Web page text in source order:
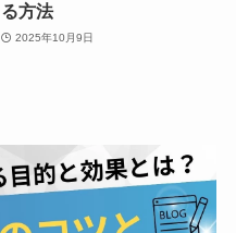
る方法
2025年10月9日